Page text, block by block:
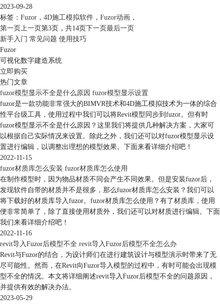
2023-09-28
标签： Fuzor ， 4D施工模拟软件 ， Fuzor动画 ，
第一页上一页第3页， 共14页下一页最后一页
新手入门 常见问题 使用技巧
Fuzor
可视化数字建造系统
立即购买
热门文章
fuzor模型显示不全是什么原因 fuzor模型显示设置
fuzor是一款功能非常强大的BIMVR技术和4D施工模拟技术为一体的综合
性平台级工具，使用过程中我们可以将Revit模型同步到fuzor。但有时
fuzor模型显示不全是什么原因？这里我们将提供几种解决方案，大家可
以根据自己实际情况来设置。除此之外，我们还可以对fuzor模型显示设
置进行编辑，以调整出理想的模型效果。下面来看详细介绍吧！
2022-11-15
fuzor材质库怎么安装 fuzor材质库怎么使用
在制作模型时，因为物品材质不同会产生不同效果。但是安装fuzor后，
发现软件自带的材质并不是很多，那么fuzor材质库怎么安装？我们可以
将下载好的材质库导入fuzor。fuzor材质库怎么使用？有了材质库，使用
便非常简单了，除了直接使用材质外，我们还可以对材质进行编辑。下面
我们来看详细介绍吧！
2022-11-16
revit导入Fuzor后模型不全 revit导入Fuzor后模型不全怎么办
Revit与Fuzor的结合，为设计师们在进行建筑设计与模型演示时带来了无
尽可能性。然而，在Revit向Fuzor导入模型的过程中，有时可能会出现模
型不全的情况。本文将详细阐述revit导入Fuzor后模型不全的问题原因，
并提供有效的解决办法。
2023-05-29